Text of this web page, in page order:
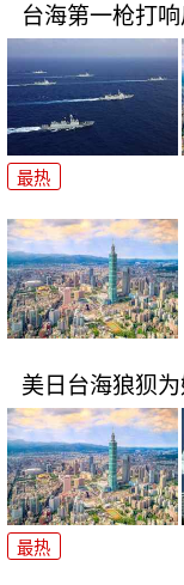
台海第一枪打
最热
美日台海狼狈
最热